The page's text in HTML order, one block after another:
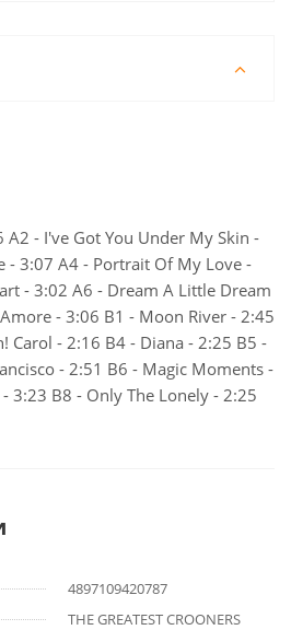
- I've Got You Under My Skin -
- 3:07 A4 - Portrait Of My Love -
- 3:02 A6 - Dream A Little Dream
- 3:06 B1 - Moon River - 2:45
Carol - 2:16 B4 - Diana - 2:25 B5 -
- 2:51 B6 - Magic Moments -
3:23 B8 - Only The Lonely - 2:25
4897109420787
THE GREATEST CROONERS